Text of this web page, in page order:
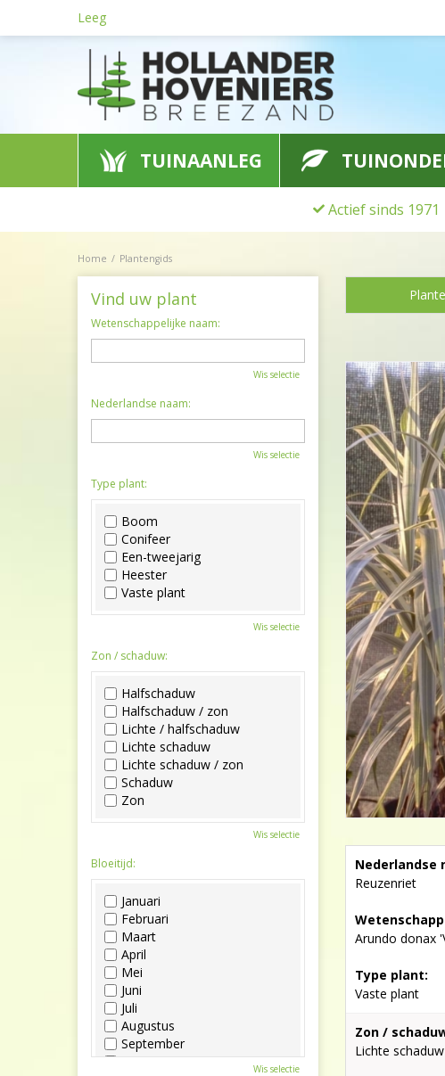
Home Plantengids
Leeg
TUINAANLEG
Actief sinds 1971
Nederlandse
Reuzenriet
Arundo donax
Type plant:
Vaste plant
Zon /
Lichte
Vind uw plant
Wetenschappelijke naam:
Wis selectie
Nederlandse naam:
Wis selectie
Type plant:
Boom
Conifeer
Een-tweejarig
Heester
Vaste plant
Wis selectie
Zon / schaduw:
Halfschaduw
Halfschaduw / zon
Lichte / halfschaduw
Lichte schaduw
Lichte schaduw / zon
Schaduw
Zon
Wis selectie
Bloeitijd:
Januari
Februari
Maart
April
Mei
Juni
Juli
Augustus
September
Oktober
Wis selectie